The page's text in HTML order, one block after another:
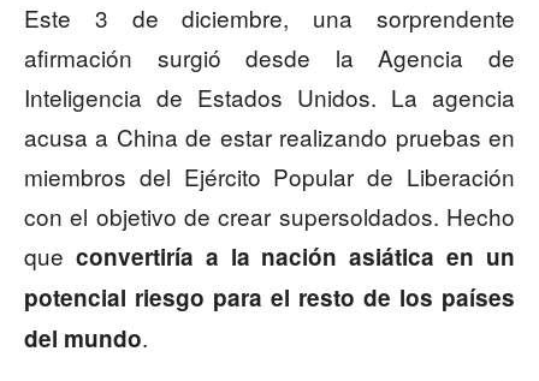
Este 3 de diciembre, una sorprendente
afirmación surgió desde la Agencia de
Inteligencia de Estados Unidos. La agencia
acusa a China de estar realizando pruebas en
miembros del Ejército Popular de Liberación
con el objetivo de crear supersoldados. Hecho
que convertiría a la nación asiática en un
potencial riesgo para el resto de los países
del mundo.